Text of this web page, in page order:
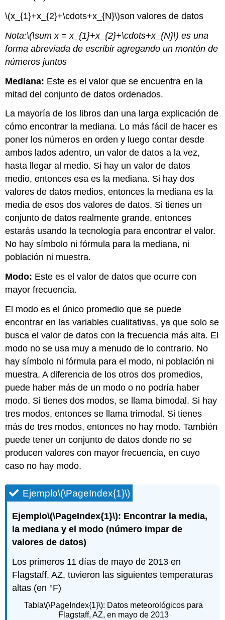
\(x_{1}+x_{2}+\cdots+x_{N}\)son valores de datos
Nota:\(\sum x = x_{1}+x_{2}+\cdots+x_{N}\) es una
forma abreviada de escribir agregando un montón de
números juntos
Mediana: Este es el valor que se encuentra en la
mitad del conjunto de datos ordenados.
La mayoría de los libros dan una larga explicación de
cómo encontrar la mediana. Lo más fácil de hacer es
poner los números en orden y luego contar desde
ambos lados adentro, un valor de datos a la vez,
hasta llegar al medio. Si hay un valor de datos
medio, entonces esa es la mediana. Si hay dos
valores de datos medios, entonces la mediana es la
media de esos dos valores de datos. Si tienes un
conjunto de datos realmente grande, entonces
estarás usando la tecnología para encontrar el valor.
No hay símbolo ni fórmula para la mediana, ni
población ni muestra.
Modo: Este es el valor de datos que ocurre con
mayor frecuencia.
El modo es el único promedio que se puede
encontrar en las variables cualitativas, ya que solo se
busca el valor de datos con la frecuencia más alta. El
modo no se usa muy a menudo de lo contrario. No
hay símbolo ni fórmula para el modo, ni población ni
muestra. A diferencia de los otros dos promedios,
puede haber más de un modo o no podría haber
modo. Si tienes dos modos, se llama bimodal. Si hay
tres modos, entonces se llama trimodal. Si tienes
más de tres modos, entonces no hay modo. También
puede tener un conjunto de datos donde no se
producen valores con mayor frecuencia, en cuyo
caso no hay modo.
Ejemplo\(\PageIndex{1}\)
Ejemplo\(\PageIndex{1}\): Encontrar la media,
la mediana y el modo (número impar de
valores de datos)
Los primeros 11 días de mayo de 2013 en
Flagstaff, AZ, tuvieron las siguientes temperaturas
altas (en °F)
Tabla\(\PageIndex{1}\): Datos meteorológicos para
Flagstaff, AZ, en mayo de 2013